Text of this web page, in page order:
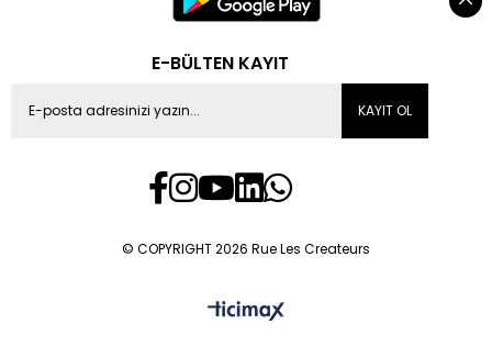
E-BÜLTEN KAYIT
KAYIT OL
© COPYRIGHT 2026 Rue Les Createurs